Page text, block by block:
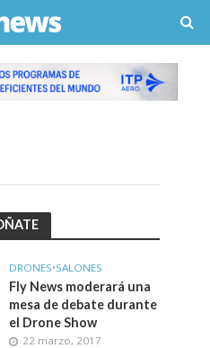
DRONES•SALONES
Fly News moderará una
mesa de debate durante
el Drone Show
22 marzo, 2017